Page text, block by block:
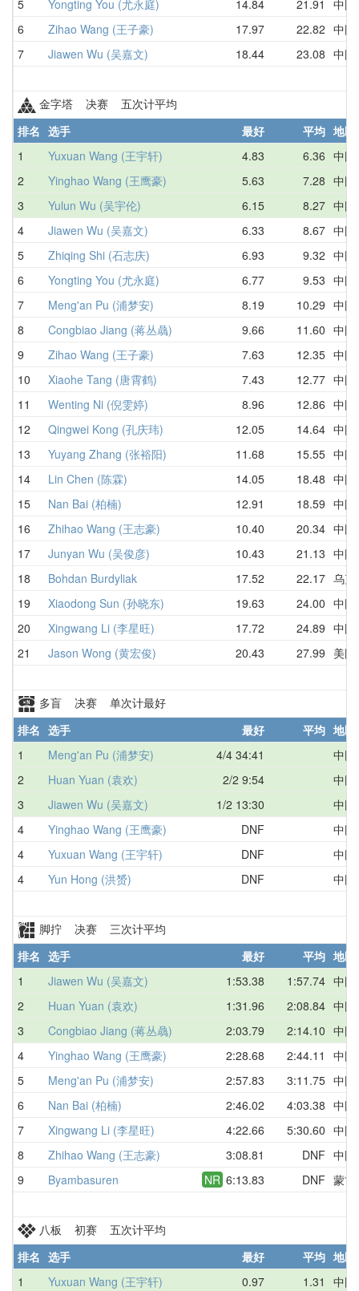
5 Yongting You (尤永庭) 14.84 21.91
中国
6
Zihao Wang (王子豪) 17.97 22.82 中国
7
Jiawen Wu (吴嘉文) 18.44 23.08 中国
金字塔 决赛 五次计平均
排名 选手 最好 平均 地区
1
Yuxuan Wang (王宇轩) 4.83 6.36 中国
2
Yinghao Wang (王鹰豪) 5.63 7.28 中国
3
Yulun Wu (吴宇伦) 6.15 8.27 中国
4
Jiawen Wu (吴嘉文) 6.33 8.67 中国
5
Zhiqing Shi (石志庆) 6.93 9.32 中国
6
Yongting You (尤永庭) 6.77 9.53 中国
7
Meng'an Pu (浦梦安) 8.19 10.29 中国
8
Congbiao Jiang (蒋丛骉) 9.66 11.60 中国
9
Zihao Wang (王子豪) 7.63 12.35 中国
10
Xiaohe Tang (唐霄鹤) 7.43 12.77 中国
11
Wenting Ni (倪雯婷) 8.96 12.86 中国
12
Qingwei Kong (孔庆玮) 12.05 14.64 中国
13
Yuyang Zhang (张裕阳) 11.68 15.55 中国
14
Lin Chen (陈霖) 14.05 18.48 中国
15
Nan Bai (柏楠) 12.91 18.59 中国
16
Zhihao Wang (王志豪) 10.40 20.34 中国
17
Junyan Wu (吴俊彦) 10.43 21.13 中国
18
Bohdan Burdyliak 17.52 22.17 乌克
19
Xiaodong Sun (孙晓东) 19.63 24.00 中国
20
Xingwang Li (李星旺) 17.72 24.89 中国
21
Jason Wong (黄宏俊) 20.43 27.99 美国
多盲 决赛 单次计最好
排名 选手 最好 平均 地区
1
Meng'an Pu (浦梦安) 4/4 34:41
中国
2
Huan Yuan (袁欢) 2/2 9:54
中国
3
Jiawen Wu (吴嘉文) 1/2 13:30
中国
4
Yinghao Wang (王鹰豪) DNF
中国
4
Yuxuan Wang (王宇轩) DNF
中国
4
Yun Hong (洪赟) DNF 中国
脚拧 决赛 三次计平均
排名 选手 最好 平均 地区
1
Jiawen Wu (吴嘉文) 1:53.38 1:57.74 中国
2
Huan Yuan (袁欢) 1:31.96 2:08.84 中国
3
Congbiao Jiang (蒋丛骉) 2:03.79 2:14.10 中国
4
Yinghao Wang (王鹰豪) 2:28.68 2:44.11
中国
5
Meng'an Pu (浦梦安) 2:57.83 3:11.75 中国
6
Nan Bai (柏楠) 2:46.02 4:03.38 中国
7
Xingwang Li (李星旺) 4:22.66 5:30.60 中国
8
Zhihao Wang (王志豪) 3:08.81 DNF 中国
9
Byambasuren NR 6:13.83 DNF 蒙古
八板 初赛 五次计平均
排名 选手 最好 平均 地区
1
Yuxuan Wang (王宇轩) 0.97 1.31
中国